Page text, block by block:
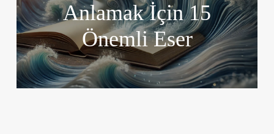
Anlamak İçin 15
Önemli Eser